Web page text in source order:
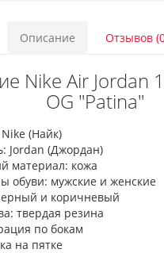
Описание Отзывов
Nike Air Jordan
OG "Patina"
(Найк)
Jordan (Джордан)
материал: кожа
обуви: мужские и женские
и коричневый
твердая резина
по бокам
на пятке